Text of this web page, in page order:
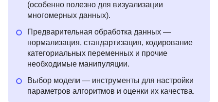
(особенно полезно для визуализации
многомерных данных).
Предварительная обработка данных —
нормализация, стандартизация, кодирование
категориальных переменных и прочие
необходимые манипуляции.
Выбор модели — инструменты для настройки
параметров алгоритмов и оценки их качества.